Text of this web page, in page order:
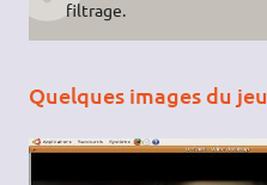
filtrage.
Quelques images du jeu